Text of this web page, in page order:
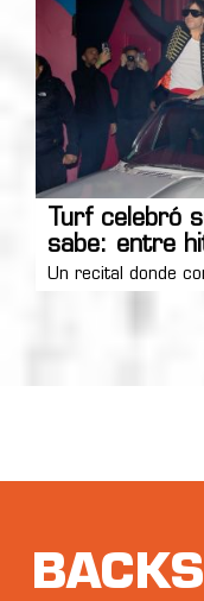
Turf celebró
sabe: entre
Un recital donde